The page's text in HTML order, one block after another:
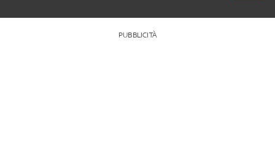
PUBBLICITÀ